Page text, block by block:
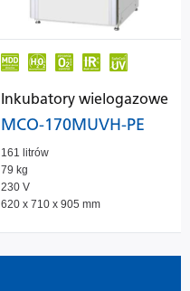
Inkubatory wielogazowe
MCO-170MUVH-PE
161 litrów
79 kg
230 V
620 x 710 x 905 mm